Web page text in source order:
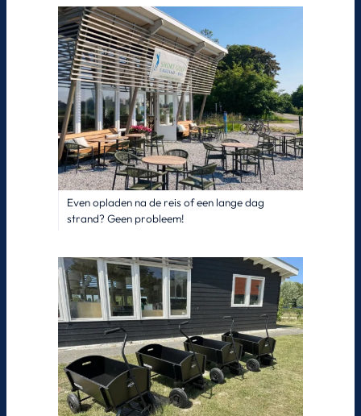
Even opladen na de reis of een lange dag
strand? Geen probleem!